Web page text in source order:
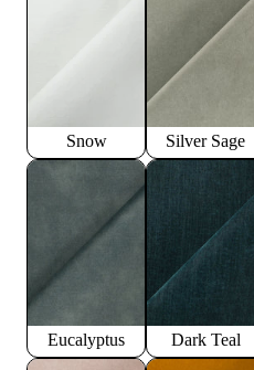
Snow Silver Sage
Eucalyptus Dark Teal